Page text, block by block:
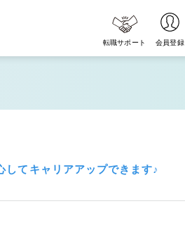
転職サポート 会員登録
してキャリアアップできます♪